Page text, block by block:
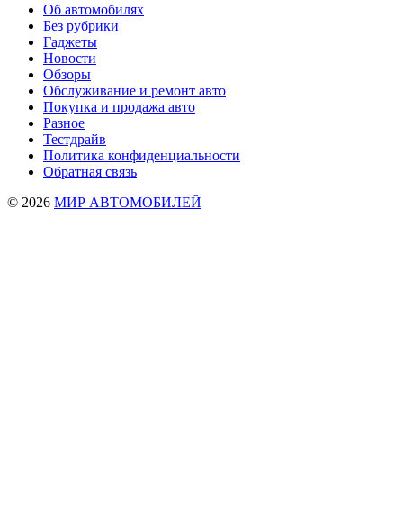
Об автомобилях
Без рубрики
Гаджеты
Новости
Обзоры
Обслуживание и ремонт авто
Покупка и продажа авто
Разное
Тестдрайв
Политика конфиденциальности
Обратная связь
© 2026 МИР АВТОМОБИЛЕЙ